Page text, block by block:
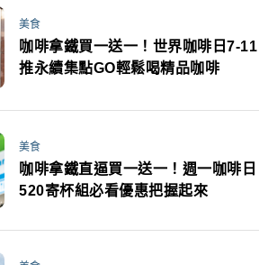
美食
咖啡拿鐵買一送一！世界咖啡日7-11
推永續集點GO輕鬆喝精品咖啡
美食
咖啡拿鐵直逼買一送一！週一咖啡日
520寄杯組必看優惠把握起來